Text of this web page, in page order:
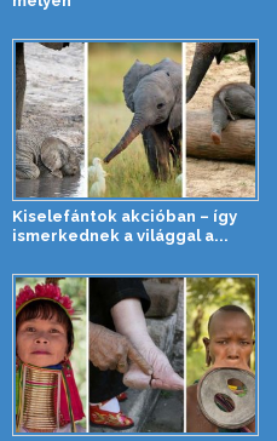
Kiselefántok akcióban – így
ismerkednek a világgal a...